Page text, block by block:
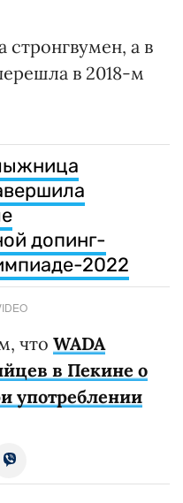
а в
в 2018-м
допинг-
2022
что WADA
в Пекине о
употреблении